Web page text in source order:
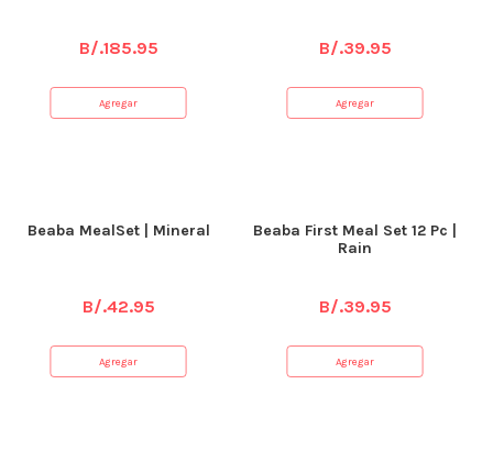
B/.185.95
Agregar
B/.39.95
Agregar
Beaba MealSet | Mineral
B/.42.95
Agregar
Beaba First Meal Set 12 Pc |
Rain
B/.39.95
Agregar